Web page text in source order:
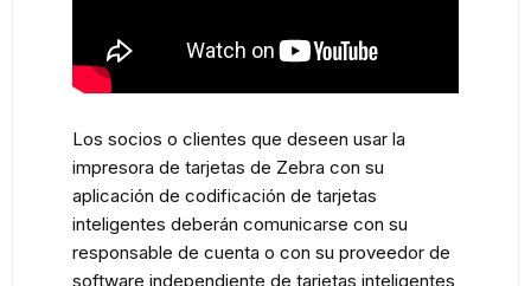
Los socios o clientes que deseen usar la
impresora de tarjetas de Zebra con su
aplicación de codificación de tarjetas
inteligentes deberán comunicarse con su
responsable de cuenta o con su proveedor de
software independiente de tarjetas inteligentes